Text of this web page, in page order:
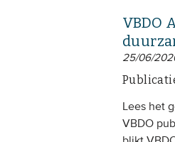
VBDO
25/06/
Lees het
VBDO